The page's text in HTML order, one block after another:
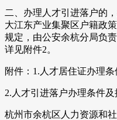
二、办理人才引进落户的
大江东产业集聚区户籍政
规定，由公安余杭分局负
详见附件2。
附件：1.人才居住证办理
2.人才引进落户办理条件
杭州市余杭区人力资源和